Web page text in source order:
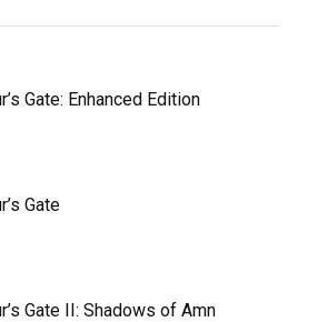
Gate: Enhanced Edition
Gate
Gate II: Shadows of Amn